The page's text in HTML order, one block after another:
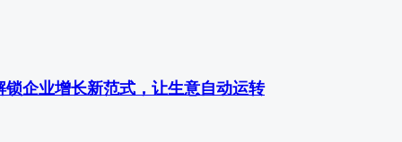
企业增长新范式，让生意自动运转